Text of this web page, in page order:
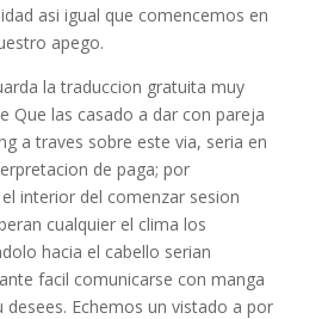
asi igual que comencemos en
apego.
la traduccion gratuita muy
Que las casado a dar con pareja
a traves sobre este via, seria en
de paga; por
interior del comenzar sesion
cualquier el clima los
hacia el cabello serian
facil comunicarse con manga
desees. Echemos un vistado a por